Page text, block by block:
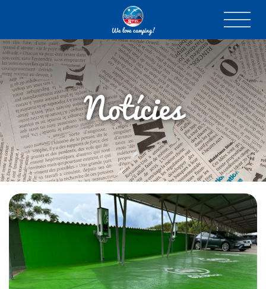
We love camping!
Notícies